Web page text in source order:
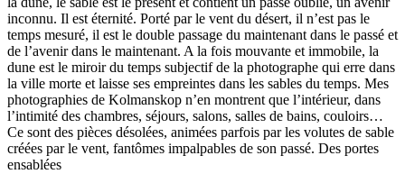
inconnu. Il est éternité. Porté par le vent du désert, il n’est pas le
temps mesuré, il est le double passage du maintenant dans le passé et
de l’avenir dans le maintenant. A la fois mouvante et immobile, la
dune est le miroir du temps subjectif de la photographe qui erre dans
la ville morte et laisse ses empreintes dans les sables du temps. Mes
photographies de Kolmanskop n’en montrent que l’intérieur, dans
l’intimité des chambres, séjours, salons, salles de bains, couloirs…
Ce sont des pièces désolées, animées parfois par les volutes de sable
créées par le vent, fantômes impalpables de son passé. Des portes
ensablées